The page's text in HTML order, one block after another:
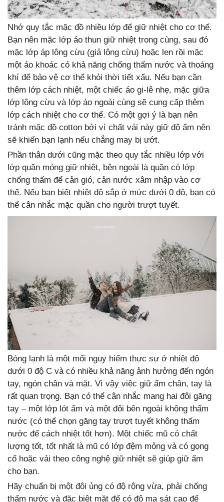
Nhớ quy tắc mặc đồ nhiều lớp để giữ nhiệt cho cơ thể.
Bạn nên mặc lớp áo thun giữ nhiệt trong cùng, sau đó
mặc lớp áp lông cừu (giả lông cừu) hoặc len rồi mặc
một áo khoác có khả năng chống thấm nước và thoáng
khí để bảo vệ cơ thể khỏi thời tiết xấu. Nếu bạn cần
thêm lớp cách nhiệt, một chiếc áo gi-lê nhẹ, mặc giữa
lớp lông cừu và lớp áo ngoài cùng sẽ cung cấp thêm
lớp cách nhiệt cho cơ thể. Có một gợi ý là bạn nên
tránh mặc đồ cotton bởi vì chất vải này giữ độ ẩm nên
sẽ khiến bạn lạnh nếu chẳng may bị ướt.
Phần thân dưới cũng mặc theo quy tắc nhiều lớp với
lớp quần mỏng giữ nhiệt, bên ngoài là quần có lớp
chống thấm để cản gió, cản nước xâm nhập vào cơ
thể. Nếu bạn biết nhiệt độ sắp ở mức dưới 0 độ, bạn có
thể cân nhắc mặc quần cho người trượt tuyết.
Bỏng lạnh là một mối nguy hiểm thực sự ở nhiệt độ
dưới 0 độ C và có nhiều khả năng ảnh hưởng đến ngón
tay, ngón chân và mặt. Vì vậy việc giữ ấm chân, tay là
rất quan trọng. Bạn có thể cân nhắc mang hai đôi găng
tay – một lớp lót ấm và một đôi bên ngoài không thấm
nước (có thể chọn găng tay trượt tuyết không thấm
nước để cách nhiệt tốt hơn). Một chiếc mũ có chất
lượng tốt, tốt nhất là mũ có lớp đệm mỏng và có gọng
cổ hoặc vải theo công nghệ giữ nhiệt sẽ giúp giữ ấm
cho bạn.
Hãy chuẩn bị một đôi ủng có độ rộng vừa, phải chống
thấm nước và đặc biệt mặt đế có độ ma sát cao để